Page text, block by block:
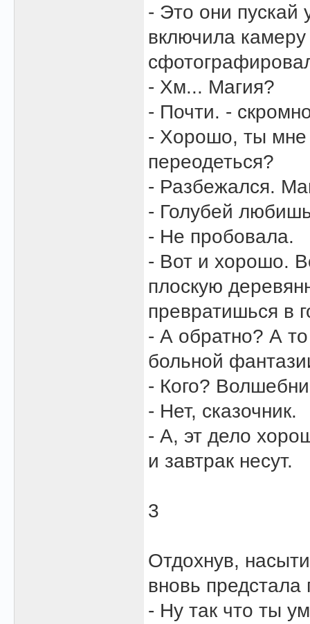
- Это они пускай
включила
- Хм... Магия?
- Почти. -
- Хорошо, ты мне
переодеться?
- Разбежался.
- Голубей
- Не пробовала.
- Вот и хорошо.
плоскую
превратишься в
- А обратно? А
больной
- Кого?
- Нет, сказочник.
- А, эт дело
и завтрак несут.
3
Отдохнув,
вновь предстала
- Ну так что ты